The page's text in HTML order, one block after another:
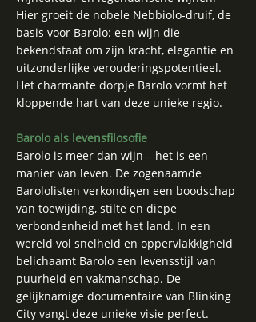
Hier groeit de nobele Nebbiolo-druif, de
basis voor Barolo: een wijn die
bekendstaat om zijn kracht, elegantie en
uitzonderlijke verouderingspotentieel.
Het charmante dorpje Barolo vormt het
kloppende hart van deze unieke regio.
Barolo als levensfilosofie
Barolo is meer dan wijn – het is een
manier van leven. De zogenaamde
Barololisten verkondigen een boodschap
van toewijding, stilte en diepe
verbondenheid met het land. In een
wereld vol snelheid en oppervlakkigheid
belichaamt Barolo een levensstijl van
puurheid en vakmanschap. De
gelijknamige documentaire van Blinking
City vangt deze unieke visie perfect.